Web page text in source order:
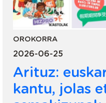
OROKORRA
2026-06-25
Arituz:
kantu, jolas